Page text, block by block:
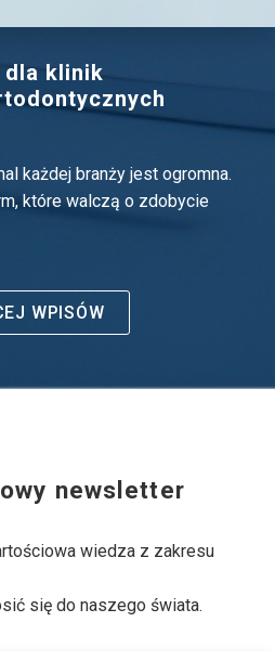
dla klinik
każdej branży jest ogromna.
które walczą o zdobycie
WPISÓW
newsletter
wiedza z zakresu
się do naszego świata.